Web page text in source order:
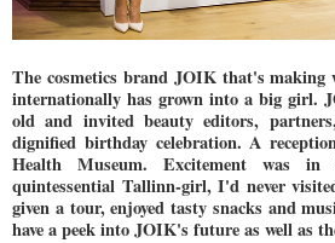
The cosmetics brand JOIK that's making
internationally has grown into a big girl.
old and invited beauty editors,
dignified birthday celebration. A
Health Museum. Excitement was
quintessential Tallinn-girl, I'd never
given a tour, enjoyed tasty snacks and
have a peek into JOIK's future as well as